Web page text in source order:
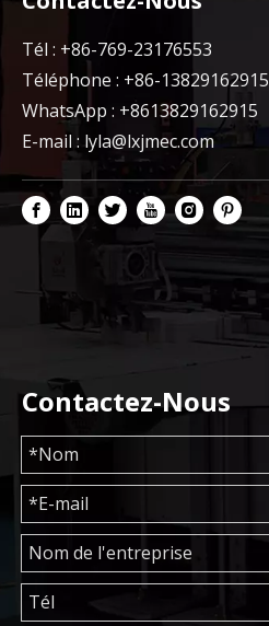
Tél : +86-769-23176553
Téléphone : +86-13829162915
WhatsApp : +8613829162915
E-mail : lyla@lxjmec.com
Contactez-Nous